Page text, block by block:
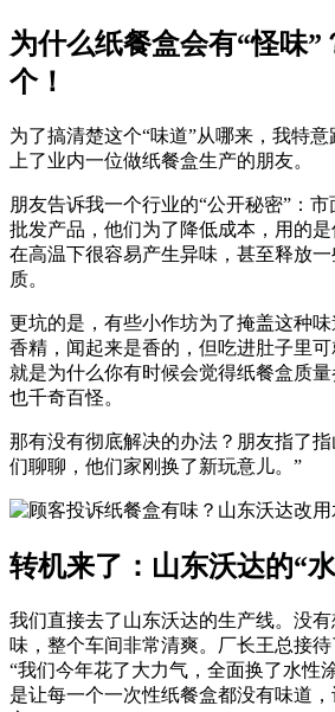
为什么纸餐盒会有“怪味”
个！
为了搞清楚这个“味道”从哪来，我特
上了业内一位做纸餐盒生产的朋友。
朋友告诉我一个行业的“公开秘密”：
批发产品，他们为了降低成本，用的
在高温下很容易产生异味，甚至释放
质。
更坑的是，有些小作坊为了掩盖这种
香精，闻起来是香的，但吃进肚子里
就是为什么你有时候会觉得纸餐盒质
也千奇百怪。
那有没有彻底解决的办法？朋友指了
们聊聊，他们家刚换了新玩意儿。”
转机来了：山东沃达的“
我们直接去了山东沃达的生产线。没
味，整个车间非常清爽。厂长王总接待
“我们今年花了大力气，全面换了水性
是让每一个一次性纸餐盒都没有味道